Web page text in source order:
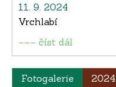
11. 9. 2024
Vrchlabí
––– číst dál
Fotogalerie
2024